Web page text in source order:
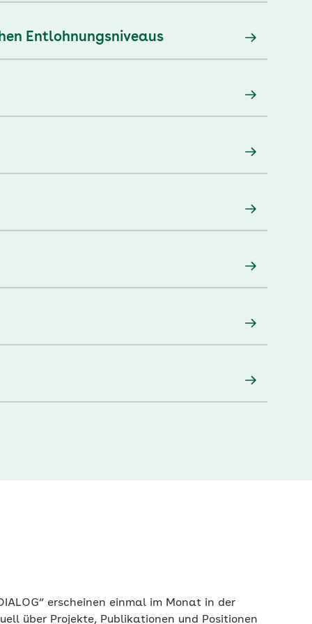
Entlohnungsniveaus
erscheinen einmal im Monat in der
über Projekte, Publikationen und Positionen